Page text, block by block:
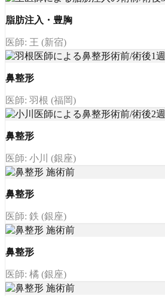
脂肪注入・豊胸
医師: 王 (新宿)
鼻整形
医師: 羽根 (福岡)
鼻整形
医師: 小川 (銀座)
鼻整形
医師: 鉄 (銀座)
鼻整形
医師: 橘 (銀座)